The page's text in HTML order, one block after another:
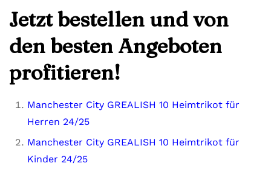
Jetzt bestellen und von
den besten Angeboten
profitieren!
Manchester City GREALISH 10 Heimtrikot für
Herren 24/25
Manchester City GREALISH 10 Heimtrikot für
Kinder 24/25